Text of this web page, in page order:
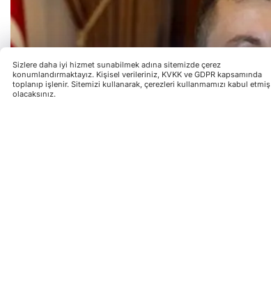
Sizlere daha iyi hizmet sunabilmek adına sitemizde çerez
konumlandırmaktayız. Kişisel verileriniz, KVKK ve GDPR kapsamında
toplanıp işlenir. Sitemizi kullanarak, çerezleri kullanmamızı kabul etmiş
olacaksınız.